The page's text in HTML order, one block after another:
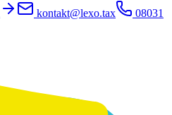
kontakt@lexo.tax
08031